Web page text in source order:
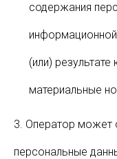
содержания
(или)
материальные
3. Оператор может
персональные